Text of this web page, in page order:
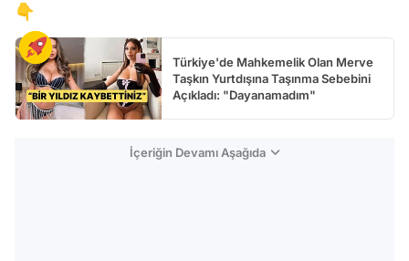
👇
Türkiye'de Mahkemelik Olan Merve
Taşkın Yurtdışına Taşınma Sebebini
Açıkladı: "Dayanamadım"
İçeriğin Devamı Aşağıda